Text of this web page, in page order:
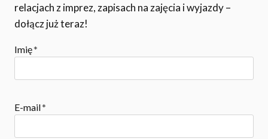
relacjach z imprez, zapisach na zajęcia i wyjazdy –
dołącz już teraz!
Imię*
E-mail*